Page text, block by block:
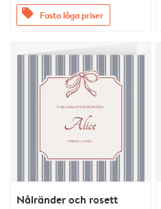
offers Fasta låga priser
Nålränder och rosett